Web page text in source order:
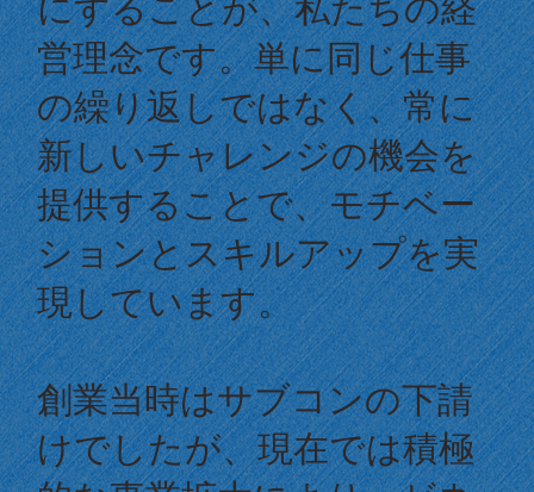
営理念です。単に同じ仕事
の繰り返しではなく、常に
新しいチャレンジの機会を
提供することで、モチベー
ションとスキルアップを実
現しています。
創業当時はサブコンの下請
けでしたが、現在では積極